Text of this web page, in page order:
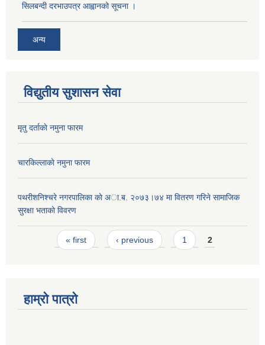
सिलबन्दी दरभाउपत्र आह्वानको सूचना ।
अन्य
विद्युतीय सुशासन सेवा
मृतु दर्ताकाे नमुना फारम
चारकिल्लाकाे नमुना फारम
पथरीशनिश्चरे नगरपालिका काे अा.ब. २०७३।७४ मा वितरण गरिने सामाजिक
सुरक्षा भताकाे विवरण
Pages« first ‹ previous 1 2
हाम्रो पात्रो